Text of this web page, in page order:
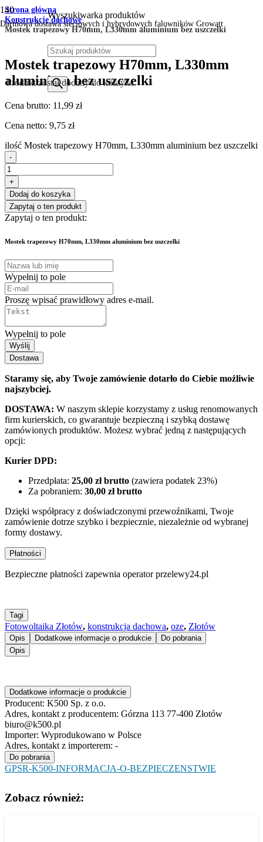
Darmowa dostawa sieciowych i hybrydowych falowników Growatt
Wyszukiwarka produktów
Produktzostał dodany do koszyka.
Strona główna
Konstrukcje dachowe
Mostek trapezowy H70mm, L330mm aluminium bez uszczelki
Mostek trapezowy H70mm, L330mm
aluminium bez uszczelki
Cena brutto: 11,99 zł
Cena netto: 9,75 zł
ilość Mostek trapezowy H70mm, L330mm aluminium bez uszczelki
-
+
Dodaj do koszyka
Zapytaj o ten produkt
Zapytaj o ten produkt:
Mostek trapezowy H70mm, L330mm aluminium bez uszczelki
Wypełnij to pole
Proszę wpisać prawidłowy adres e-mail.
Wypełnij to pole
Wyślij
Dostawa
Staramy się, aby Twoje zamówienie dotarło do Ciebie możliwie
najszybciej.
DOSTAWA: W naszym sklepie korzystamy z usług renomowanych
firm kurierskich, co gwarantuje bezpieczną i szybką dostawę
zamówionych produktów. Możesz wybrać jedną z następujących
opcji:
Kurier DPD:
Przedpłata: 25,00 zł brutto (zawiera podatek 23%)
Za pobraniem: 30,00 zł brutto
Dzięki współpracy z doświadczonymi przewoźnikami, Twoje
zamówienie dotrze szybko i bezpiecznie, niezależnie od wybranej
formy dostawy.
Płatności
Bezpieczne płatności zapewnia operator przelewy24.pl
Tagi
Fotowoltaika Złotów, konstrukcja dachowa, oze, Złotów
Opis Dodatkowe informacje o produkcie
Do pobrania
Opis
Dodatkowe informacje o produkcie
Producent: K500 Sp. z o.o.
Adres, kontakt z producentem: Górzna 113 77-400 Złotów
biuro@k500.pl
Importer: Wyprodukowano w Polsce
Adres, kontakt z importerem: -
Do pobrania
GPSR-K500-INFORMACJA-O-BEZPIECZENSTWIE
Zobacz również: